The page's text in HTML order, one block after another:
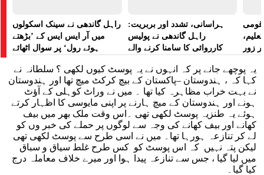
راہل گاندھی نے سینک اسکولوں
میں آر ایس ایس کے ’بڑھتے
ہوئے رول‘ پر سوال اٹھائے
ہراسانی، تشدد اور بربریت:
راہل گاندھی نے پولیس
کارروائی کا سامنا کرنے والے
قومی
زور
یہ پوچھے جانے پر کہ انہوں نے یہ پوسٹ کیوں لکھی ؟ سلطانہ نے
کہا کہ ، ہندوستان –پاکستان کے بیچ کرکٹ میچ تھا اور ہندوستان
نے بہت خراب مظاہرہ کیا تھا ۔ میں نے وراٹ کوہلی کے آؤٹ
ہونے اور ہندوستان کے میچ ہارنے پر اپنی مایوسی کا اظہار کرتے
ہوئے یہ طنزیہ پوسٹ لکھی تھی ۔اس وقت ملک بھر میں بیف
کھانے اور بیف کھانے کی وجہ سے لوگوں پر حملے کی خبر وں کو
لے کر تنازعہ ہورہا تھا۔ میں نے اسی طرح سے پوسٹ لکھی تھی
لیکن پتہ نہیں کہ اس پوسٹ کو کس طرح غلط سیاق و سباق
میں لیا گیا ، جس سے تنازعہ پیدا ہوا اور میرے خلاف معاملہ درج
کیا گیا۔